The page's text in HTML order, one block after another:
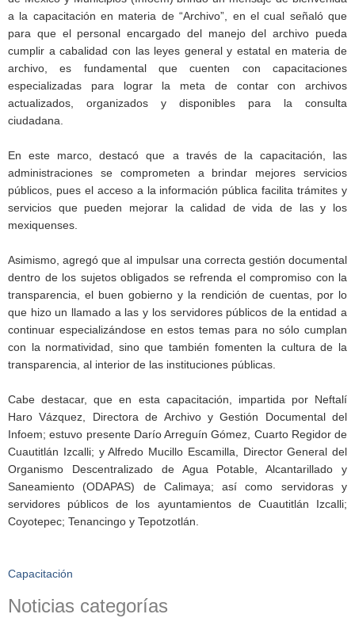
a la capacitación en materia de “Archivo”, en el cual señaló que
para que el personal encargado del manejo del archivo pueda
cumplir a cabalidad con las leyes general y estatal en materia de
archivo, es fundamental que cuenten con capacitaciones
especializadas para lograr la meta de contar con archivos
actualizados, organizados y disponibles para la consulta
ciudadana.
En este marco, destacó que a través de la capacitación, las
administraciones se comprometen a brindar mejores servicios
públicos, pues el acceso a la información pública facilita trámites y
servicios que pueden mejorar la calidad de vida de las y los
mexiquenses.
Asimismo, agregó que al impulsar una correcta gestión documental
dentro de los sujetos obligados se refrenda el compromiso con la
transparencia, el buen gobierno y la rendición de cuentas, por lo
que hizo un llamado a las y los servidores públicos de la entidad a
continuar especializándose en estos temas para no sólo cumplan
con la normatividad, sino que también fomenten la cultura de la
transparencia, al interior de las instituciones públicas.
Cabe destacar, que en esta capacitación, impartida por Neftalí
Haro Vázquez, Directora de Archivo y Gestión Documental del
Infoem; estuvo presente Darío Arreguín Gómez, Cuarto Regidor de
Cuautitlán Izcalli; y Alfredo Mucillo Escamilla, Director General del
Organismo Descentralizado de Agua Potable, Alcantarillado y
Saneamiento (ODAPAS) de Calimaya; así como servidoras y
servidores públicos de los ayuntamientos de Cuautitlán Izcalli;
Coyotepec; Tenancingo y Tepotzotlán.
Capacitación
Noticias categorías